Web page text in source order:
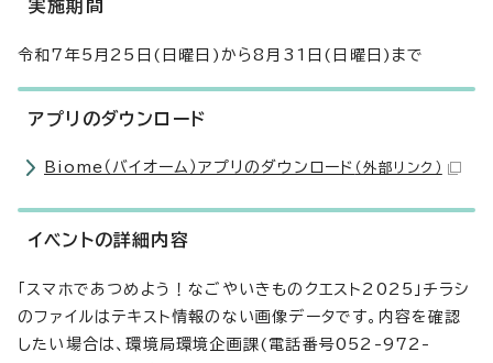
実施期間
令和7年5月25日(日曜日)から8月31日(日曜日)まで
アプリのダウンロード
Biome（バイオーム）アプリのダウンロード （外部リンク）
イベントの詳細内容
「スマホであつめよう！なごやいきものクエスト2025」チラシ
のファイルはテキスト情報のない画像データです。内容を確認
したい場合は、環境局環境企画課(電話番号052-972-